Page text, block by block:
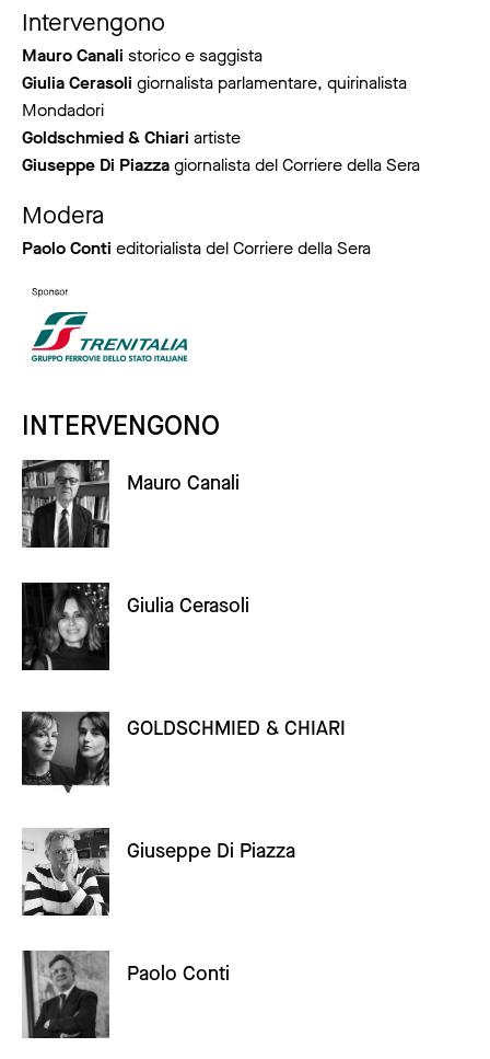
Intervengono
Mauro Canali storico e saggista
Giulia Cerasoli giornalista parlamentare, quirinalista
Mondadori
Goldschmied & Chiari artiste
Giuseppe Di Piazzagiornalista del Corriere della Sera
Modera
Paolo Conti editorialista del Corriere della Sera
INTERVENGONO
Mauro Canali
Giulia Cerasoli
GOLDSCHMIED & CHIARI
Giuseppe Di Piazza
Paolo Conti